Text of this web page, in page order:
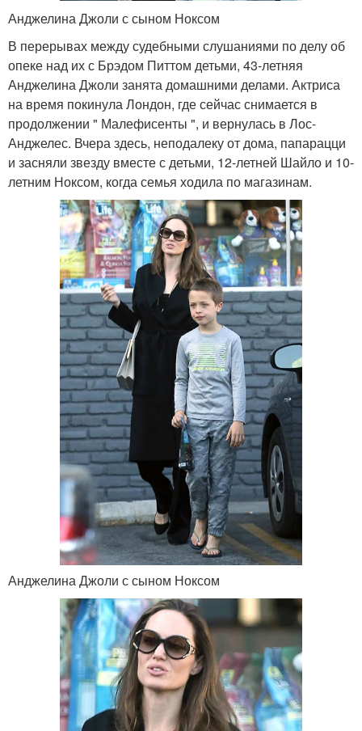
Анджелина Джоли с сыном Ноксом
В перерывах между судебными слушаниями по делу об
опеке над их с Брэдом Питтом детьми, 43-летняя
Анджелина Джоли занята домашними делами. Актриса
на время покинула Лондон, где сейчас снимается в
продолжении " Малефисенты ", и вернулась в Лос-
Анджелес. Вчера здесь, неподалеку от дома, папарацци
и засняли звезду вместе с детьми, 12-летней Шайло и 10-
летним Ноксом, когда семья ходила по магазинам.
Анджелина Джоли с сыном Ноксом